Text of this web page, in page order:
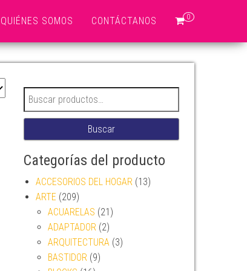
0
QUIÉNES SOMOS CONTÁCTANOS
Buscar por:
Buscar
Categorías del producto
ACCESORIOS DEL HOGAR (13)
ARTE (209)
ACUARELAS (21)
ADAPTADOR (2)
ARQUITECTURA (3)
BASTIDOR (9)